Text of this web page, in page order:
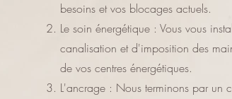
besoins et vos blocages actuels.
Le soin énergétique : Vous vous
canalisation et d'imposition des
de vos centres énergétiques.
L'ancrage : Nous terminons par un